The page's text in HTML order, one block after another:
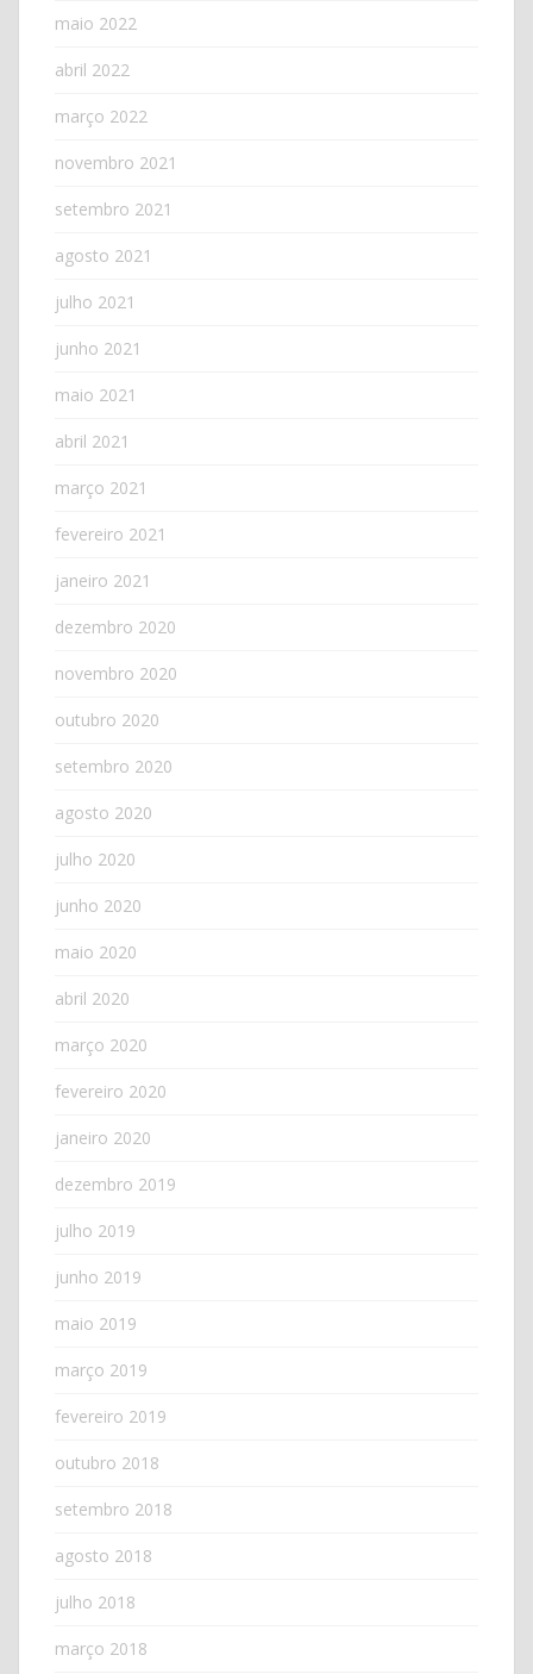
maio 2022
abril 2022
março 2022
novembro 2021
setembro 2021
agosto 2021
julho 2021
junho 2021
maio 2021
abril 2021
março 2021
fevereiro 2021
janeiro 2021
dezembro 2020
novembro 2020
outubro 2020
setembro 2020
agosto 2020
julho 2020
junho 2020
maio 2020
abril 2020
março 2020
fevereiro 2020
janeiro 2020
dezembro 2019
julho 2019
junho 2019
maio 2019
março 2019
fevereiro 2019
outubro 2018
setembro 2018
agosto 2018
julho 2018
março 2018